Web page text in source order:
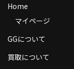
商品の発送
お支払い方法
返品
Home
マイページ
GGについて
買取について